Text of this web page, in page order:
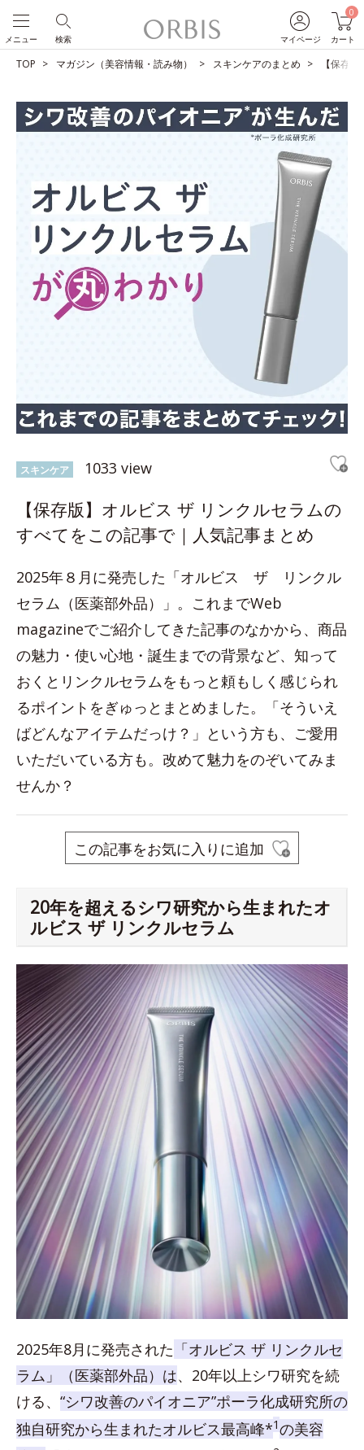
マイページ
0
カート
検索
メニュー
TOP マガジン（美容情報・読み物） スキンケアのまとめ 【保存
スキンケア 1033 view
【保存版】オルビス ザ リンクルセラムの
すべてをこの記事で｜人気記事まとめ
2025年８月に発売した「オルビス ザ リンクル
セラム（医薬部外品）」。これまでWeb
magazineでご紹介してきた記事のなかから、商品
の魅力・使い心地・誕生までの背景など、知って
おくとリンクルセラムをもっと頼もしく感じられ
るポイントをぎゅっとまとめました。「そういえ
ばどんなアイテムだっけ？」という方も、ご愛用
いただいている方も。改めて魅力をのぞいてみま
せんか？
この記事をお気に入りに追加
20年を超えるシワ研究から生まれたオ
ルビス ザ リンクルセラム
2025年8月に発売された 「オルビス ザ リンクルセ
ラム」（医薬部外品）は、20年以上シワ研究を続
ける、 “シワ改善のパイオニア”ポーラ化成研究所の
独自研究から生まれたオルビス最高峰*1の美容